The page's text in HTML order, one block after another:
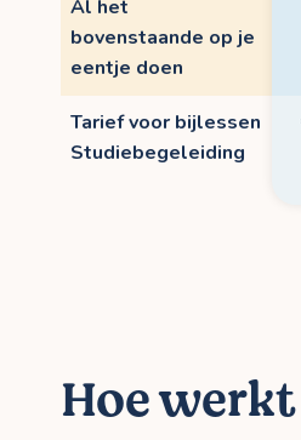
Al het
bovenstaande op je
eentje doen
Tarief voor bijlessen
Studiebegeleiding
Hoe